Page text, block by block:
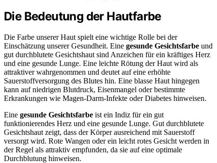
Die Bedeutung der Hautfarbe
Die Farbe unserer Haut spielt eine wichtige Rolle bei der
Einschätzung unserer Gesundheit. Eine gesunde Gesichtsfarbe und
gut durchblutete Gesichtshaut sind Anzeichen für ein kräftiges Herz
und eine gesunde Lunge. Eine leichte Rötung der Haut wird als
attraktiver wahrgenommen und deutet auf eine erhöhte
Sauerstoffversorgung des Blutes hin. Eine blasse Haut hingegen
kann auf niedrigen Blutdruck, Eisenmangel oder bestimmte
Erkrankungen wie Magen-Darm-Infekte oder Diabetes hinweisen.
Eine gesunde Gesichtsfarbe ist ein Indiz für ein gut
funktionierendes Herz und eine gesunde Lunge. Gut durchblutete
Gesichtshaut zeigt, dass der Körper ausreichend mit Sauerstoff
versorgt wird. Rote Wangen oder ein leicht rotes Gesicht werden in
der Regel als attraktiv empfunden, da sie auf eine optimale
Durchblutung hinweisen.